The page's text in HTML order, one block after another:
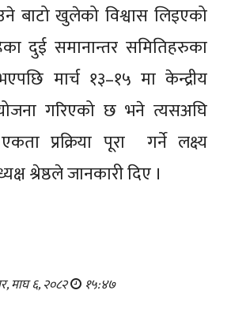
बाटो खुलेको विश्वास लिइएको
दुई समानान्तर समितिहरुका
मार्च १३–१५ मा केन्द्रीय
गरिएको छ भने त्यसअघि
प्रक्रिया पूरा गर्ने लक्ष्य
श्रेष्ठले जानकारी दिए ।
माघ ६, २०८२ १५:४७